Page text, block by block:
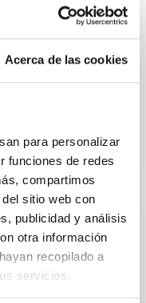
Acerca de las cookies
para personalizar
funciones de redes
compartimos
sitio web con
publicidad y análisis
otra información
recopilado a
servicios.
AO sean
31/12/2020
entre
y Fundación
de